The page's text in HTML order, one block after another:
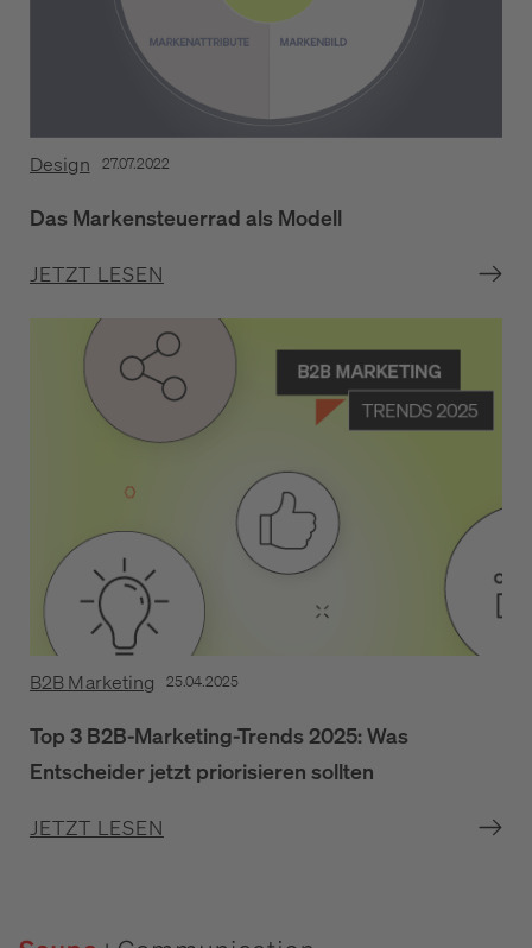
Design 27.07.2022
Das Markensteuerrad als Modell
JETZT LESEN
B2B Marketing 25.04.2025
Top 3 B2B-Marketing-Trends 2025: Was
Entscheider jetzt priorisieren sollten
JETZT LESEN